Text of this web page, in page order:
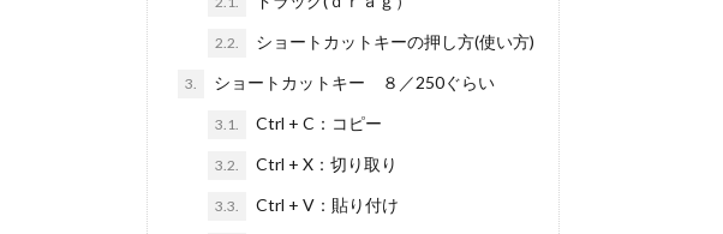
2.2. ショートカットキーの押し方(使い方)
3. ショートカットキー ８／250ぐらい
3.1. Ctrl + C：コピー
3.2. Ctrl + X：切り取り
3.3. Ctrl + V：貼り付け